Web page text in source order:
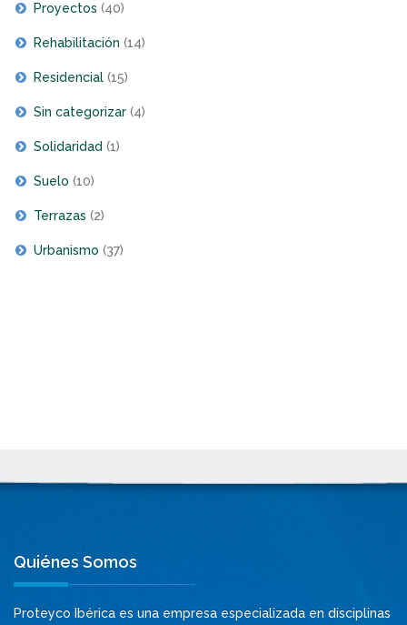
Proyectos (40)
Rehabilitación (14)
Residencial (15)
Sin categorizar (4)
Solidaridad (1)
Suelo (10)
Terrazas (2)
Urbanismo (37)
Quiénes Somos
Proteyco Ibérica es una empresa especializada en disciplinas